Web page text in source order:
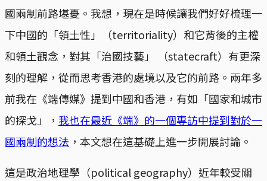
國兩制前路堪憂。我想，現在是時候讓我們好好梳理一
下中國的「領土性」（territoriality）和它背後的主權
和領土觀念，對其「治國技藝」 （statecraft）有更深
刻的理解，從而思考香港的處境以及它的前路。兩年多
前我在《端傳媒》提到中國和香港，有如「國家和城市
的探戈」， 我也在最近《端》的一個專訪中提到對於一
國兩制的想法 ，本文想在這基礎上進一步開展討論。
這是政治地理學（political geography）近年較受關